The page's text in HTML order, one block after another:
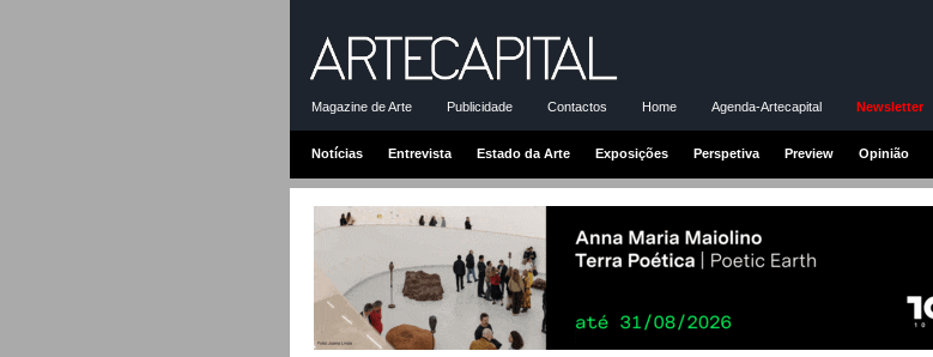
Magazine de Arte Publicidade Contactos Home Agenda-Artecapital Newsletter
Notícias Entrevista Estado da Arte Exposições Perspetiva Preview Opinião